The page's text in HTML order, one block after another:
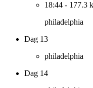
18:44 - 177.3
philadelphia
Dag 13
philadelphia
Dag 14